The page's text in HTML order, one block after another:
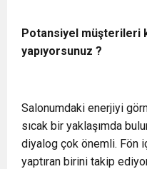
Potansiyel müşterileri
yapıyorsunuz ?
Salonumdaki enerjiyi
sıcak bir yaklaşımda
diyalog çok önemli. Fön
yaptıran birini takip